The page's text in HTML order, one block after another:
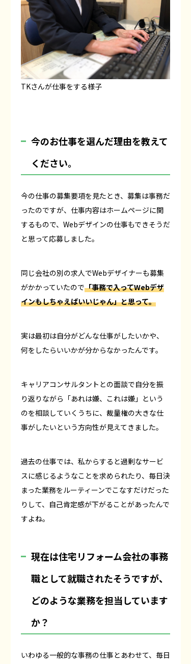
TKさんが仕事をする様子
――今のお仕事を選んだ理由を教えて
ください。
今の仕事の募集要項を見たとき、募集は事務だ
ったのですが、仕事内容はホームページに関
するもので、Webデザインの仕事もできそうだ
と思って応募しました。
同じ会社の別の求人でWebデザイナーも募集
がかかっていたので「事務で入ってWebデザ
インもしちゃえばいいじゃん」と思って。
実は最初は自分がどんな仕事がしたいかや、
何をしたらいいかが分からなかったんです。
キャリアコンサルタントとの面談で自分を振
り返りながら「あれは嫌、これは嫌」という
のを相談していくうちに、裁量権の大きな仕
事がしたいという方向性が見えてきました。
過去の仕事では、私からすると過剰なサービ
スに感じるようなことを求められたり、毎日決
まった業務をルーティーンでこなすだけだった
りして、自己肯定感が下がることがあったんで
すよね。
――現在は住宅リフォーム会社の事務
職として就職されたそうですが、
どのような業務を担当しています
か？
いわゆる一般的な事務の仕事とあわせて、毎日